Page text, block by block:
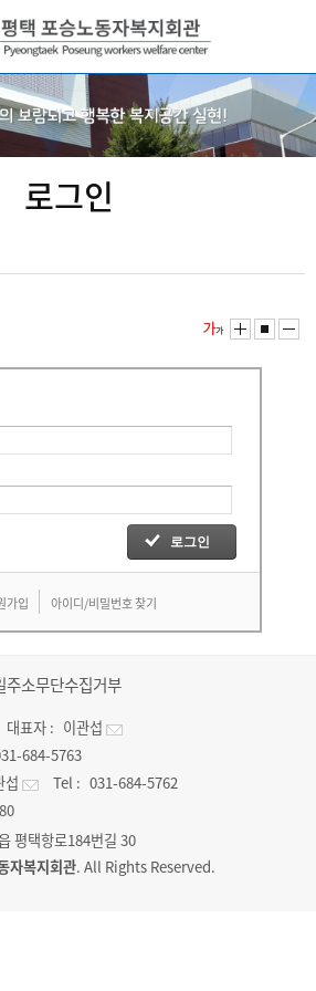
로그인
가입 아이디/비밀번호 찾기
주소무단수집거부
대표자 : 이관섭
684-5763
섭 Tel : 031-684-5762
평택항로184번길 30
자복지회관. All Rights Reserved.